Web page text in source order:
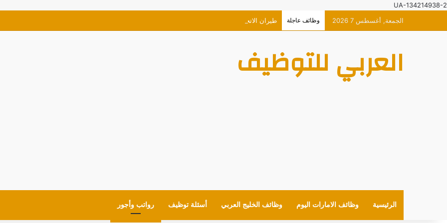
UA-134214938-2
الجمعة, أغسطس 7 2026
وظائف عاجلة طيران الاتحاد وظائف للمواطنين شروط العمل وايميل التقديم
العربي للتوظيف
الرئيسية وظائف الامارات اليوم وظائف الخليج العربي أسئلة توظيف رواتب وأجور